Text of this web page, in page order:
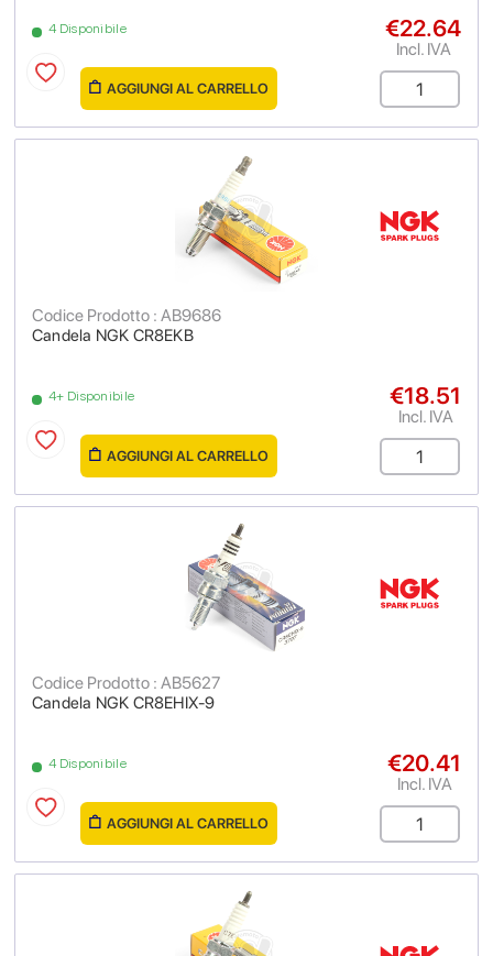
4 Disponibile €22.64
Incl. IVA
AGGIUNGI AL CARRELLO
Candela NGK CR8EKB
Codice Prodotto : AB9686
4+ Disponibile €18.51
Incl. IVA
AGGIUNGI AL CARRELLO
Candela NGK CR8EHIX-9
Codice Prodotto : AB5627
4 Disponibile €20.41
Incl. IVA
AGGIUNGI AL CARRELLO